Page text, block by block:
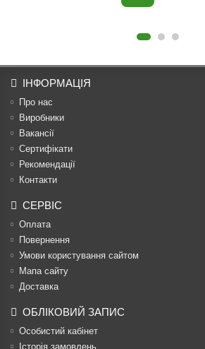
ІНФОРМАЦІЯ
Про нас
Виробники
Вакансії
Сертифікати
Рекомендації
Контакти
СЕРВІС
Оплата
Повернення
Умови користування сайтом
Мапа сайту
Доставка
ОБЛІКОВИЙ ЗАПИС
Особистий кабінет
Історія замовлень